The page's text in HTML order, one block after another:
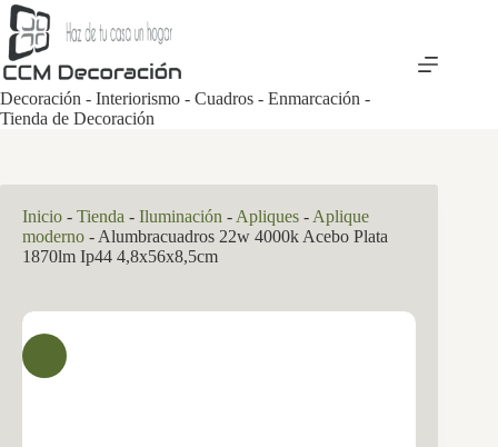
Saltar
al
contenido
Decoración - Interiorismo - Cuadros - Enmarcación -
Tienda de Decoración
Inicio - Tienda - Iluminación - Apliques - Aplique
moderno - Alumbracuadros 22w 4000k Acebo Plata
1870lm Ip44 4,8x56x8,5cm